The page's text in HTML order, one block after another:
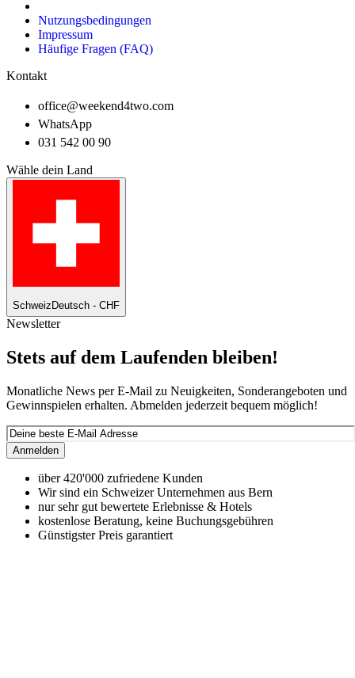
Nutzungsbedingungen
Impressum
Häufige Fragen (FAQ)
Kontakt
office@weekend4two.com
WhatsApp
031 542 00 90
Wähle dein Land
Schweiz Deutsch - CHF
Newsletter
Stets auf dem Laufenden bleiben!
Monatliche News per E-Mail zu Neuigkeiten, Sonderangeboten und
Gewinnspielen erhalten. Abmelden jederzeit bequem möglich!
Anmelden
über 420'000 zufriedene Kunden
Wir sind ein Schweizer Unternehmen aus Bern
nur sehr gut bewertete Erlebnisse & Hotels
kostenlose Beratung, keine Buchungsgebühren
Günstigster Preis garantiert